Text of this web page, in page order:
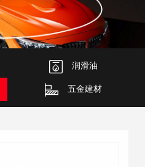
润滑油
五金建材